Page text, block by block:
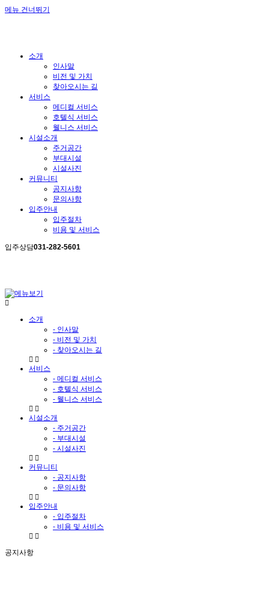
메뉴 건너뛰기
소개
인사말
비전 및 가치
찾아오시는 길
서비스
메디컬 서비스
호텔식 서비스
웰니스 서비스
시설소개
주거공간
부대시설
시설사진
커뮤니티
공지사항
문의사항
입주안내
입주절차
비용 및 서비스
입주상담031-282-5601
소개
- 인사말
- 비전 및 가치
- 찾아오시는 길
서비스
- 메디컬 서비스
- 호텔식 서비스
- 웰니스 서비스
시설소개
- 주거공간
- 부대시설
- 시설사진
커뮤니티
- 공지사항
- 문의사항
입주안내
- 입주절차
- 비용 및 서비스
공지사항